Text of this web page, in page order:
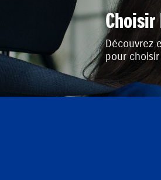
Découvrez
pour